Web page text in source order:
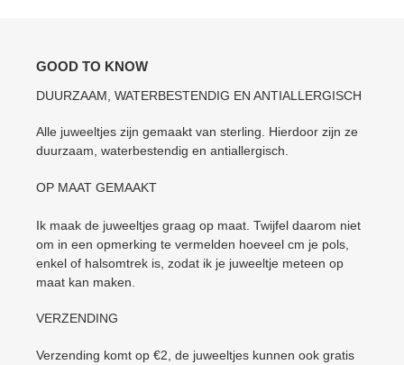
GOOD TO KNOW
DUURZAAM, WATERBESTENDIG EN ANTIALLERGISCH
Alle juweeltjes zijn gemaakt van sterling. Hierdoor zijn ze
duurzaam, waterbestendig en antiallergisch.
OP MAAT GEMAAKT
Ik maak de juweeltjes graag op maat. Twijfel daarom niet
om in een opmerking te vermelden hoeveel cm je pols,
enkel of halsomtrek is, zodat ik je juweeltje meteen op
maat kan maken.
VERZENDING
Verzending komt op €2, de juweeltjes kunnen ook gratis